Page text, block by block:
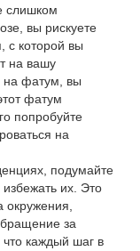
слишком
вы рискуете
с которой вы
на вашу
на фатум, вы
фатум
попробуйте
на
подумайте
их. Это
за
каждый шаг в